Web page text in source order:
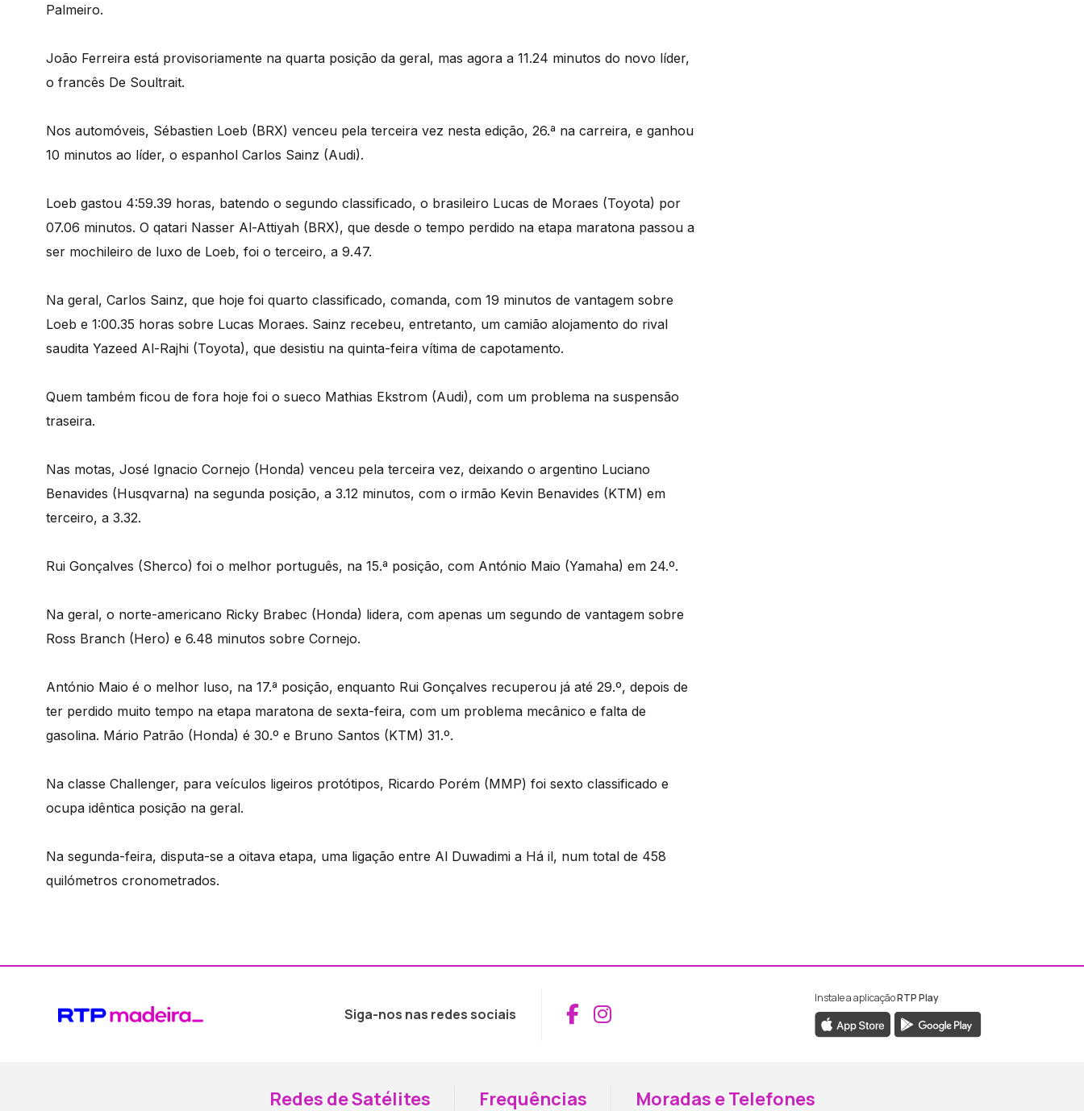
Palmeiro.
João Ferreira está provisoriamente na quarta posição da geral, mas agora a 11.24 minutos do novo líder,
o francês De Soultrait.
Nos automóveis, Sébastien Loeb (BRX) venceu pela terceira vez nesta edição, 26.ª na carreira, e ganhou
10 minutos ao líder, o espanhol Carlos Sainz (Audi).
Loeb gastou 4:59.39 horas, batendo o segundo classificado, o brasileiro Lucas de Moraes (Toyota) por
07.06 minutos. O qatari Nasser Al-Attiyah (BRX), que desde o tempo perdido na etapa maratona passou a
ser mochileiro de luxo de Loeb, foi o terceiro, a 9.47.
Na geral, Carlos Sainz, que hoje foi quarto classificado, comanda, com 19 minutos de vantagem sobre
Loeb e 1:00.35 horas sobre Lucas Moraes. Sainz recebeu, entretanto, um camião alojamento do rival
saudita Yazeed Al-Rajhi (Toyota), que desistiu na quinta-feira vítima de capotamento.
Quem também ficou de fora hoje foi o sueco Mathias Ekstrom (Audi), com um problema na suspensão
traseira.
Nas motas, José Ignacio Cornejo (Honda) venceu pela terceira vez, deixando o argentino Luciano
Benavides (Husqvarna) na segunda posição, a 3.12 minutos, com o irmão Kevin Benavides (KTM) em
terceiro, a 3.32.
Rui Gonçalves (Sherco) foi o melhor português, na 15.ª posição, com António Maio (Yamaha) em 24.º.
Na geral, o norte-americano Ricky Brabec (Honda) lidera, com apenas um segundo de vantagem sobre
Ross Branch (Hero) e 6.48 minutos sobre Cornejo.
António Maio é o melhor luso, na 17.ª posição, enquanto Rui Gonçalves recuperou já até 29.º, depois de
ter perdido muito tempo na etapa maratona de sexta-feira, com um problema mecânico e falta de
gasolina. Mário Patrão (Honda) é 30.º e Bruno Santos (KTM) 31.º.
Na classe Challenger, para veículos ligeiros protótipos, Ricardo Porém (MMP) foi sexto classificado e
ocupa idêntica posição na geral.
Na segunda-feira, disputa-se a oitava etapa, uma ligação entre Al Duwadimi a Há il, num total de 458
quilómetros cronometrados.
Siga-nos nas redes sociais Aceder ao Facebook da RTP Madeira
Aceder ao Instagram da RTP Madeira
Instale a aplicaçãoRTP Play
Redes de Satélites Frequências Moradas e Telefones